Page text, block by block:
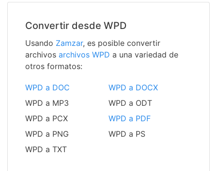
Convertir desde WPD
Usando Zamzar, es posible convertir
archivos archivos WPD a una variedad de
otros formatos:
WPD a DOC
WPD a DOCX
WPD a MP3
WPD a ODT
WPD a PCX
WPD a PDF
WPD a PNG
WPD a PS
WPD a TXT